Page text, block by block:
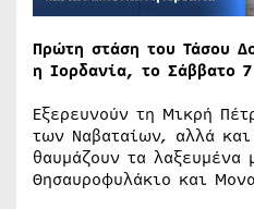
Πρώτη στάση του Τάσου
η Ιορδανία, το Σάββατο
Εξερευνούν τη Μικρή
των Ναβαταίων, αλλά
θαυμάζουν τα λαξευμένα
Θησαυροφυλάκιο και